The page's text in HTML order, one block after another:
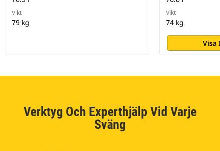
Vikt
79 kg
Vikt
74 kg
Visa
Verktyg Och Experthjälp Vid Varje
Sväng